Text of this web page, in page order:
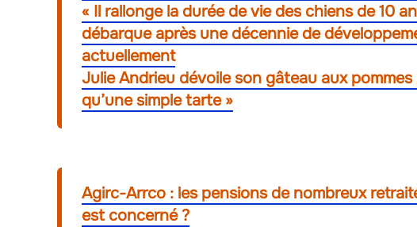
« Il rallonge la durée de vie des chiens de 10
débarque après une décennie de
actuellement
Julie Andrieu dévoile son gâteau aux pommes
qu’une simple tarte »
Agirc-Arrco : les pensions de nombreux
est concerné ?